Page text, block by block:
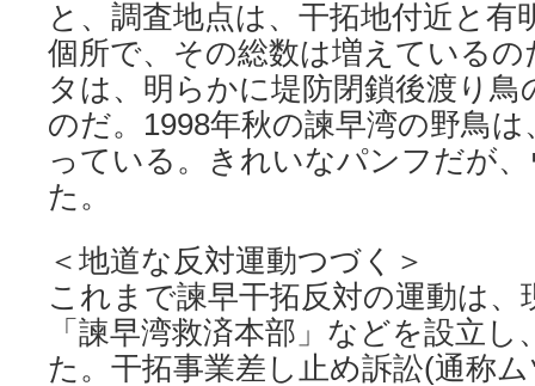
と、調査地点は、干拓地付近と有
個所で、その総数は増えている
タは、明らかに堤防閉鎖後渡り
のだ。1998年秋の諫早湾の野鳥
っている。きれいなパンフだが
た。
＜地道な反対運動つづく＞
これまで諫早干拓反対の運動は、
「諫早湾救済本部」などを設立
た。干拓事業差し止め訴訟(通称